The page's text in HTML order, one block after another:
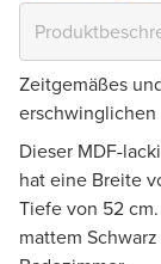
Zeitgemäßes
erschwinglichen
Dieser MDF-
hat eine Breite
Tiefe von 52
mattem